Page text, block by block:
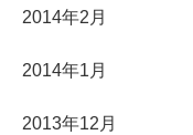
2014年2月
2014年1月
2013年12月